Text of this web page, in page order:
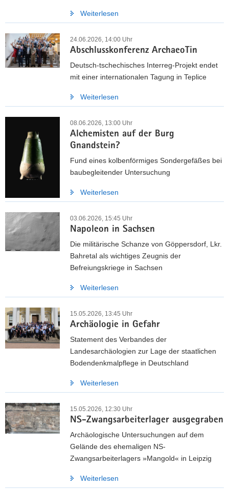
Weiterlesen
24.06.2026, 14:00 Uhr
Abschlusskonferenz ArchaeoTin
Deutsch-tschechisches Interreg-Projekt endet
mit einer internationalen Tagung in Teplice
Weiterlesen
08.06.2026, 13:00 Uhr
Alchemisten auf der Burg
Gnandstein?
Fund eines kolbenförmiges Sondergefäßes bei
baubegleitender Untersuchung
Weiterlesen
03.06.2026, 15:45 Uhr
Napoleon in Sachsen
Die militärische Schanze von Göppersdorf, Lkr.
Bahretal als wichtiges Zeugnis der
Befreiungskriege in Sachsen
Weiterlesen
15.05.2026, 13:45 Uhr
Archäologie in Gefahr
Statement des Verbandes der
Landesarchäologien zur Lage der staatlichen
Bodendenkmalpflege in Deutschland
Weiterlesen
15.05.2026, 12:30 Uhr
NS-Zwangsarbeiterlager ausgegraben
Archäologische Untersuchungen auf dem
Gelände des ehemaligen NS-
Zwangsarbeiterlagers »Mangold« in Leipzig
Weiterlesen